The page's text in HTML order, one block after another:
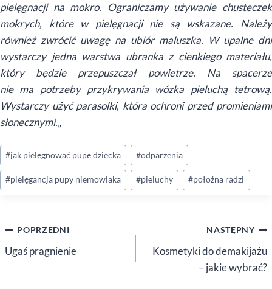
pielęgnacji na mokro. Ograniczamy używanie chusteczek
mokrych, które w pielęgnacji nie są wskazane. Należy
również zwrócić uwagę na ubiór maluszka. W upalne dni
wystarczy jedna warstwa ubranka z cienkiego materiału,
który będzie przepuszczał powietrze. Na spacerze
nie ma potrzeby przykrywania wózka pieluchą tetrową.
Wystarczy użyć parasolki, która ochroni przed promieniami
słonecznymi.„
Tagi
wpisu:
#jak pielęgnować pupę dziecka #odparzenia
#pielęgancja pupy niemowlaka #pieluchy #położna radzi
Nawigacja
wpisu
POPRZEDNI
Ugaś pragnienie
NASTĘPNY
Kosmetyki do demakijażu
– jakie wybrać?